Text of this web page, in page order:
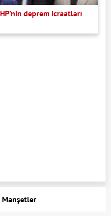
deprem icraatları
Manşetler